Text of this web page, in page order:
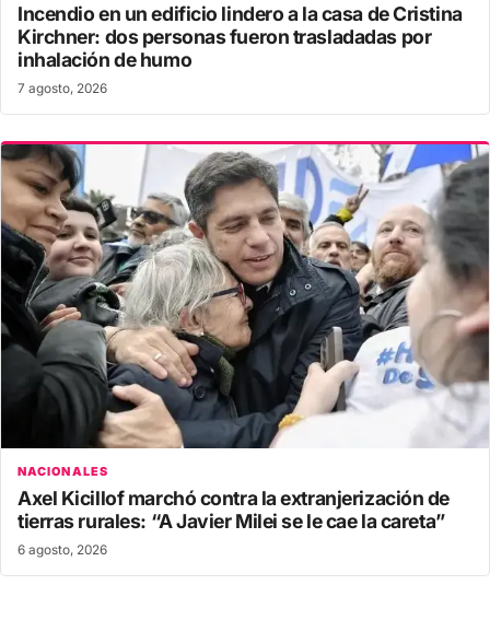
Incendio en un edificio lindero a la casa de Cristina
Kirchner: dos personas fueron trasladadas por
inhalación de humo
7 agosto, 2026
NACIONALES
Axel Kicillof marchó contra la extranjerización de
tierras rurales: “A Javier Milei se le cae la careta”
6 agosto, 2026